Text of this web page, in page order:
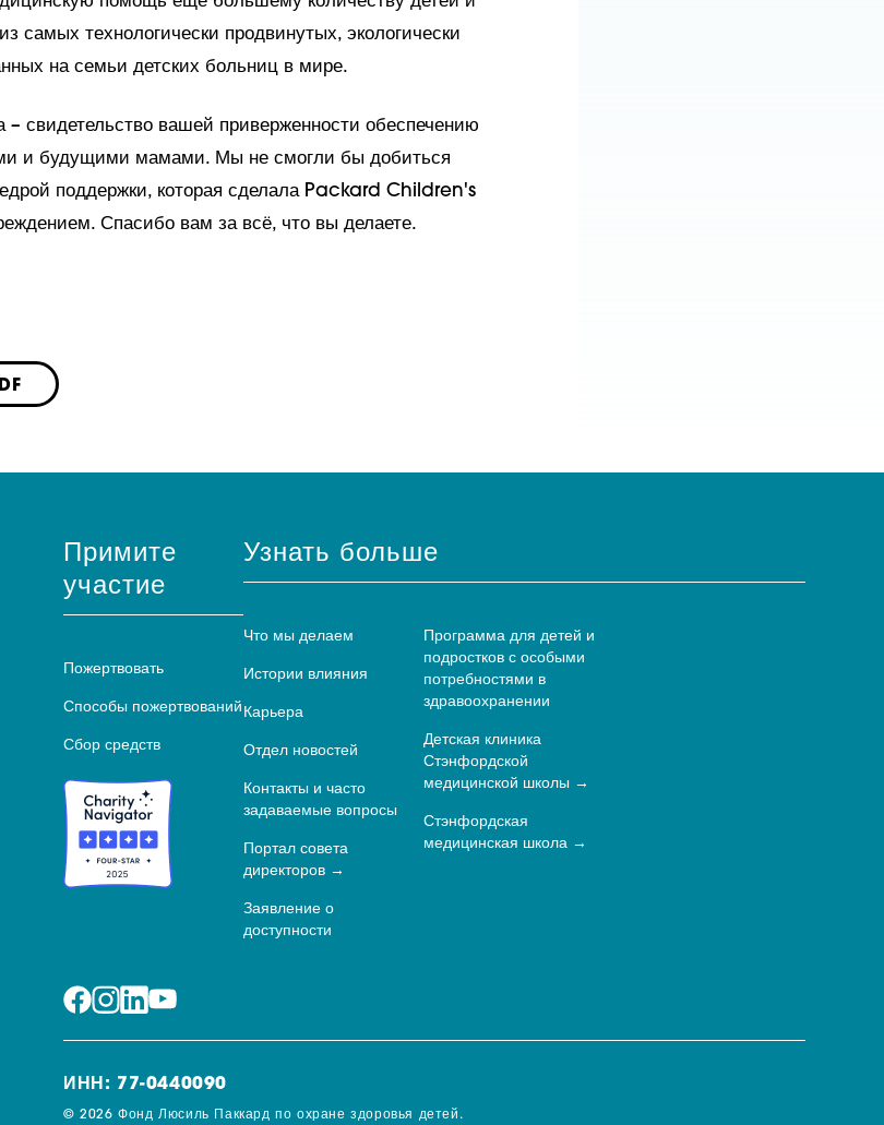
самых технологически продвинутых, экологически
на семьи детских больниц в мире.
– свидетельство вашей приверженности обеспечению
и будущими мамами. Мы не смогли бы добиться
поддержки, которая сделала Packard Children's
Спасибо вам за всё, что вы делаете.
Примите
участие
Пожертвовать
Способы пожертвований
Сбор средств
Узнать больше
Что мы делаем
Истории влияния
Карьера
Отдел новостей
Контакты и часто
задаваемые вопросы
Портал совета
директоров
Заявление о
доступности
Программа для детей и
подростков с особыми
потребностями в
здравоохранении
Детская клиника
Стэнфордской
медицинской школы
Стэнфордская
медицинская школа
ИНН: 77-0440090
© 2026 Фонд Люсиль Паккард по охране здоровья детей.